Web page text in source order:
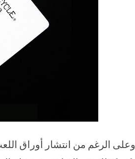
وعلى الرغم من انتشار أوراق